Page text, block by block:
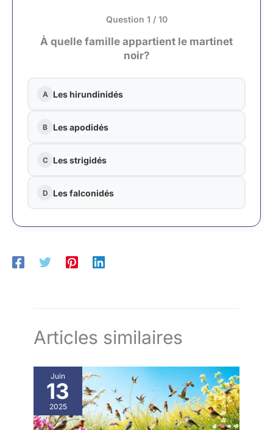
Question 1 / 10
À quelle famille appartient le martinet
noir?
A Les hirundinidés
B Les apodidés
C Les strigidés
D Les falconidés
Articles similaires
Juin
13
2025